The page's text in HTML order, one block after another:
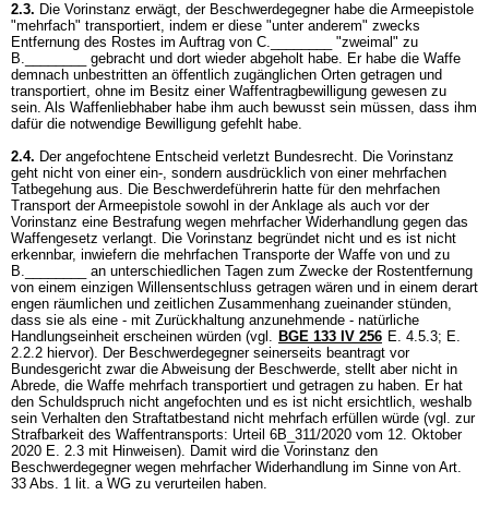
2.3. Die Vorinstanz erwägt, der Beschwerdegegner habe die Armeepistole
"mehrfach" transportiert, indem er diese "unter anderem" zwecks
Entfernung des Rostes im Auftrag von C.________ "zweimal" zu
B.________ gebracht und dort wieder abgeholt habe. Er habe die Waffe
demnach unbestritten an öffentlich zugänglichen Orten getragen und
transportiert, ohne im Besitz einer Waffentragbewilligung gewesen zu
sein. Als Waffenliebhaber habe ihm auch bewusst sein müssen, dass ihm
dafür die notwendige Bewilligung gefehlt habe.
2.4. Der angefochtene Entscheid verletzt Bundesrecht. Die Vorinstanz
geht nicht von einer ein-, sondern ausdrücklich von einer mehrfachen
Tatbegehung aus. Die Beschwerdeführerin hatte für den mehrfachen
Transport der Armeepistole sowohl in der Anklage als auch vor der
Vorinstanz eine Bestrafung wegen mehrfacher Widerhandlung gegen das
Waffengesetz verlangt. Die Vorinstanz begründet nicht und es ist nicht
erkennbar, inwiefern die mehrfachen Transporte der Waffe von und zu
B.________ an unterschiedlichen Tagen zum Zwecke der Rostentfernung
von einem einzigen Willensentschluss getragen wären und in einem derart
engen räumlichen und zeitlichen Zusammenhang zueinander stünden,
dass sie als eine - mit Zurückhaltung anzunehmende - natürliche
Handlungseinheit erscheinen würden (vgl. BGE 133 IV 256 E. 4.5.3; E.
2.2.2 hiervor). Der Beschwerdegegner seinerseits beantragt vor
Bundesgericht zwar die Abweisung der Beschwerde, stellt aber nicht in
Abrede, die Waffe mehrfach transportiert und getragen zu haben. Er hat
den Schuldspruch nicht angefochten und es ist nicht ersichtlich, weshalb
sein Verhalten den Straftatbestand nicht mehrfach erfüllen würde (vgl. zur
Strafbarkeit des Waffentransports: Urteil 6B_311/2020 vom 12. Oktober
2020 E. 2.3 mit Hinweisen). Damit wird die Vorinstanz den
Beschwerdegegner wegen mehrfacher Widerhandlung im Sinne von Art.
33 Abs. 1 lit. a WG zu verurteilen haben.